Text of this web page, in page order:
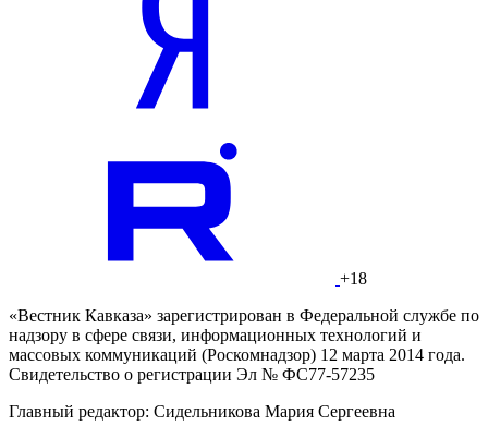
+18
«Вестник Кавказа» зарегистрирован в Федеральной службе по
надзору в сфере связи, информационных технологий и
массовых коммуникаций (Роскомнадзор) 12 марта 2014 года.
Свидетельство о регистрации Эл № ФС77-57235
Главный редактор: Сидельникова Мария Сергеевна